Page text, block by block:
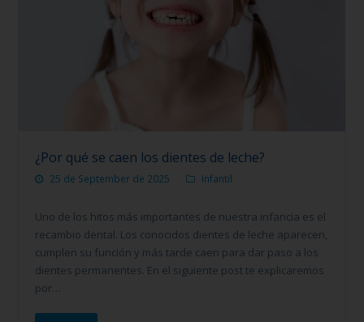
¿Por qué se caen los dientes de leche?
25 de September de 2025 Infantil
Uno de los hitos más importantes de nuestra infancia es el
recambio dental. Los conocidos dientes de leche aparecen,
cumplen su función y más tarde caen para dar paso a los
dientes permanentes. En el siguiente post te explicaremos
por…